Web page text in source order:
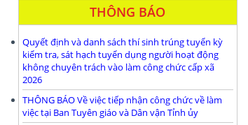
THÔNG BÁO
Quyết định và danh sách thí sinh trúng tuyển kỳ
kiểm tra, sát hạch tuyển dụng người hoạt động
không chuyên trách vào làm công chức cấp xã
2026
THÔNG BÁO Về việc tiếp nhận công chức về làm
việc tại Ban Tuyên giáo và Dân vận Tỉnh ủy